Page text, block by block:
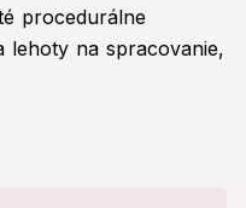
procedurálne
lehoty na spracovanie,